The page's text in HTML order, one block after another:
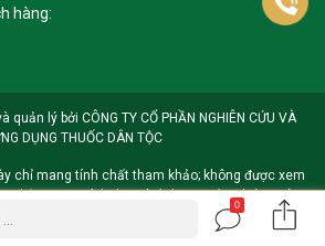
0
hàng:
lý bởi CÔNG TY CỔ PHẦN NGHIÊN CỨU VÀ
DỤNG THUỐC DÂN TỘC
chỉ mang tính chất tham khảo; không được xem
nhằm mục đích thay thế cho tư vấn, chẩn đoán
y tế. Khi có vấn đề về sức khỏe hoặc cần hỗ trợ
cần liên hệ bác sĩ và cơ sở y tế gần nhất
ĐẶT LỊCH KHÁM